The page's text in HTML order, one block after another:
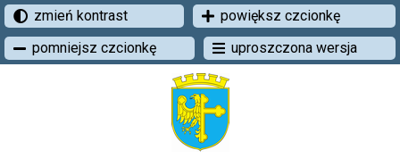
zmień kontrast
powiększ czcionkę
pomniejsz czcionkę
uproszczona wersja